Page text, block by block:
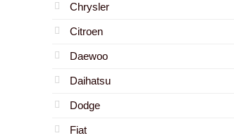
Chrysler
Citroen
Daewoo
Daihatsu
Dodge
Fiat